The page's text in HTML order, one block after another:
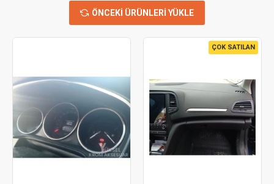
ÖNCEKI ÜRÜNLERI YÜKLE
ÇOK SATILAN